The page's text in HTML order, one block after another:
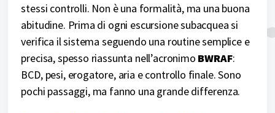
stessi controlli. Non è una formalità, ma una buona
abitudine. Prima di ogni escursione subacquea si
verifica il sistema seguendo una routine semplice e
precisa, spesso riassunta nell’acronimo BWRAF:
BCD, pesi, erogatore, aria e controllo finale. Sono
pochi passaggi, ma fanno una grande differenza.